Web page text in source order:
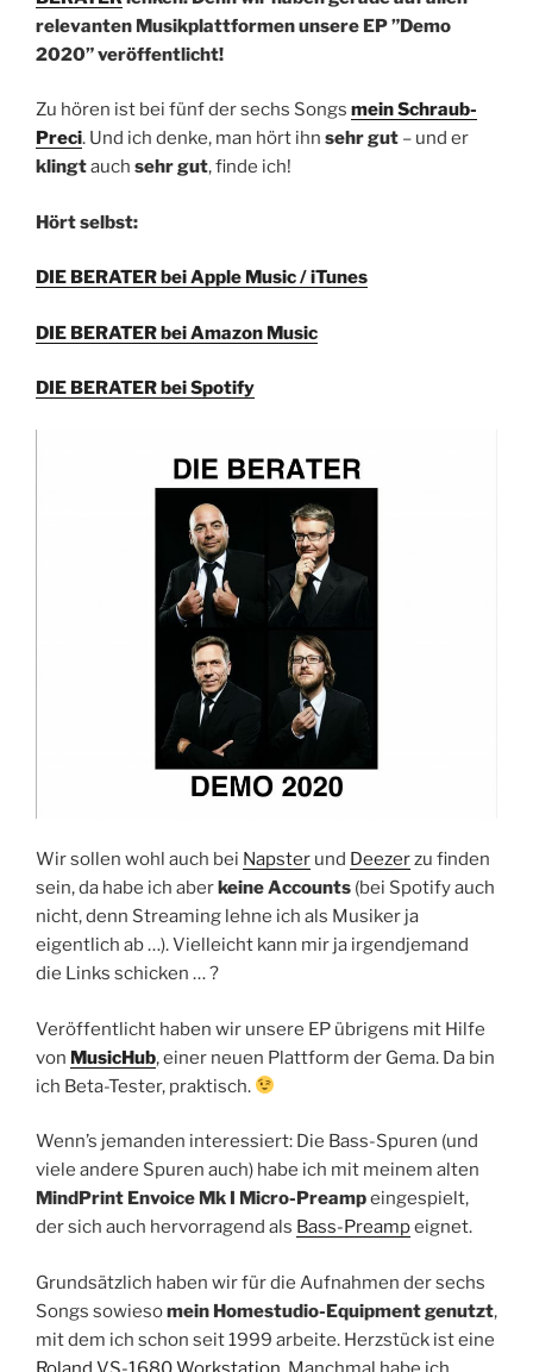
relevanten Musikplattformen unsere EP ”Demo
2020” veröffentlicht!
Zu hören ist bei fünf der sechs Songs mein Schraub-
Preci. Und ich denke, man hört ihn sehr gut – und er
klingtauch sehr gut, finde ich!
Hört selbst:
DIE BERATER bei Apple Music / iTunes
DIE BERATER bei Amazon Music
DIE BERATER bei Spotify
Wir sollen wohl auch bei Napster und Deezerzu finden
sein, da habe ich aberkeine Accounts (bei Spotify auch
nicht, denn Streaming lehne ich als Musiker ja
eigentlich ab …). Vielleicht kann mir ja irgendjemand
die Links schicken … ?
Veröffentlicht haben wir unsere EP übrigens mit Hilfe
von MusicHub, einer neuen Plattform der Gema. Da bin
ich Beta-Tester, praktisch.
Wenn’s jemanden interessiert: Die Bass-Spuren (und
viele andere Spuren auch) habe ich mit meinem alten
MindPrint Envoice Mk I Micro-Preampeingespielt,
der sich auch hervorragend als Bass-Preampeignet.
Grundsätzlich haben wir für die Aufnahmen der sechs
Songs sowiesomein Homestudio-Equipment genutzt,
mit dem ich schon seit 1999 arbeite. Herzstück ist eine